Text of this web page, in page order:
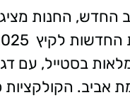
החדש, החנות
בסטייל, עם
אביב. הקולקציות